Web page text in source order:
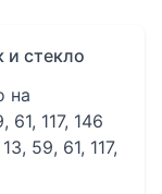
и стекло
на
117, 146
59, 61, 117,